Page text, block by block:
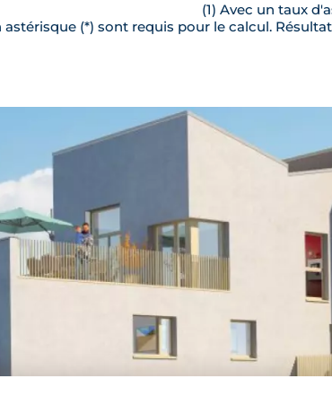
(1) Avec un taux
(*) sont requis pour le calcul.